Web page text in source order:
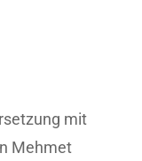
mit
Mehmet